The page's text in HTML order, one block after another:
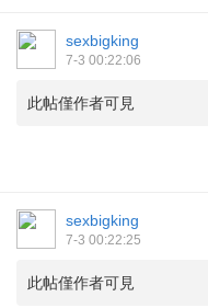
sexbigking
7-3 00:22:06
此帖僅作者可見
sexbigking
7-3 00:22:25
此帖僅作者可見